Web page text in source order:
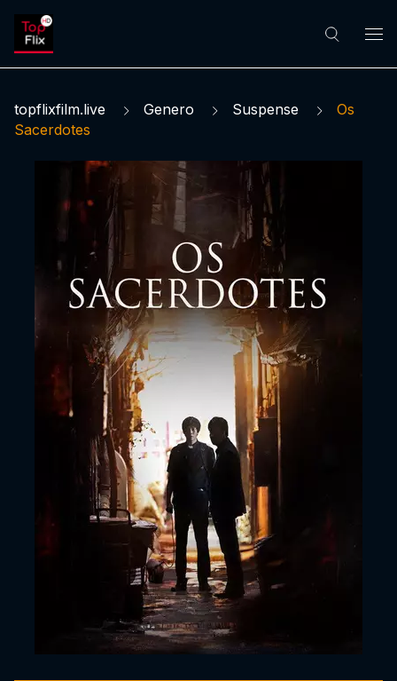
topflixfilm.live Genero Suspense
Os
Sacerdotes